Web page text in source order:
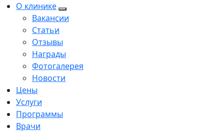
О клинике
Вакансии
Статьи
Отзывы
Награды
Фотогалерея
Новости
Цены
Услуги
Программы
Врачи